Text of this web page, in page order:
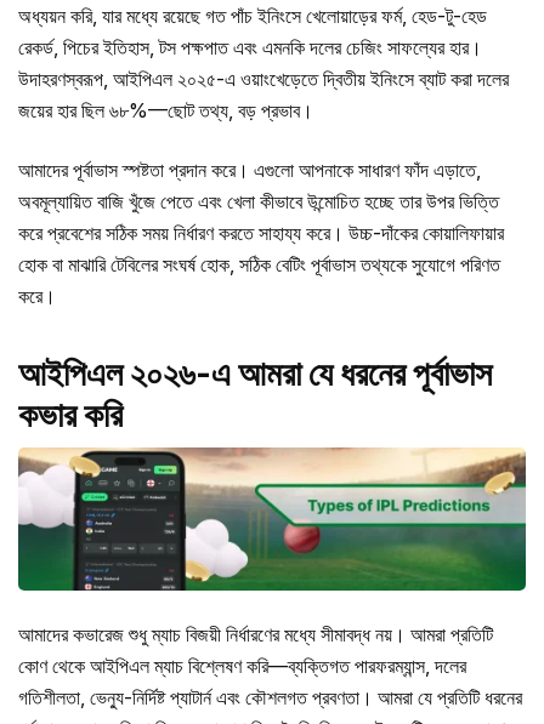
অধ্যয়ন করি, যার মধ্যে রয়েছে গত পাঁচ ইনিংসে খেলোয়াড়ের ফর্ম, হেড-টু-হেড
রেকর্ড, পিচের ইতিহাস, টস পক্ষপাত এবং এমনকি দলের চেজিং সাফল্যের হার।
উদাহরণস্বরূপ, আইপিএল ২০২৫-এ ওয়াংখেড়েতে দ্বিতীয় ইনিংসে ব্যাট করা দলের
জয়ের হার ছিল ৬৮%—ছোট তথ্য, বড় প্রভাব।
আমাদের পূর্বাভাস স্পষ্টতা প্রদান করে। এগুলো আপনাকে সাধারণ ফাঁদ এড়াতে,
অবমূল্যায়িত বাজি খুঁজে পেতে এবং খেলা কীভাবে উন্মোচিত হচ্ছে তার উপর ভিত্তি
করে প্রবেশের সঠিক সময় নির্ধারণ করতে সাহায্য করে। উচ্চ-দাঁকের কোয়ালিফায়ার
হোক বা মাঝারি টেবিলের সংঘর্ষ হোক, সঠিক বেটিং পূর্বাভাস তথ্যকে সুযোগে পরিণত
করে।
আইপিএল ২০২৬-এ আমরা যে ধরনের পূর্বাভাস
কভার করি
আমাদের কভারেজ শুধু ম্যাচ বিজয়ী নির্ধারণের মধ্যে সীমাবদ্ধ নয়। আমরা প্রতিটি
কোণ থেকে আইপিএল ম্যাচ বিশ্লেষণ করি—ব্যক্তিগত পারফরম্যান্স, দলের
গতিশীলতা, ভেন্যু-নির্দিষ্ট প্যাটার্ন এবং কৌশলগত প্রবণতা। আমরা যে প্রতিটি ধরনের